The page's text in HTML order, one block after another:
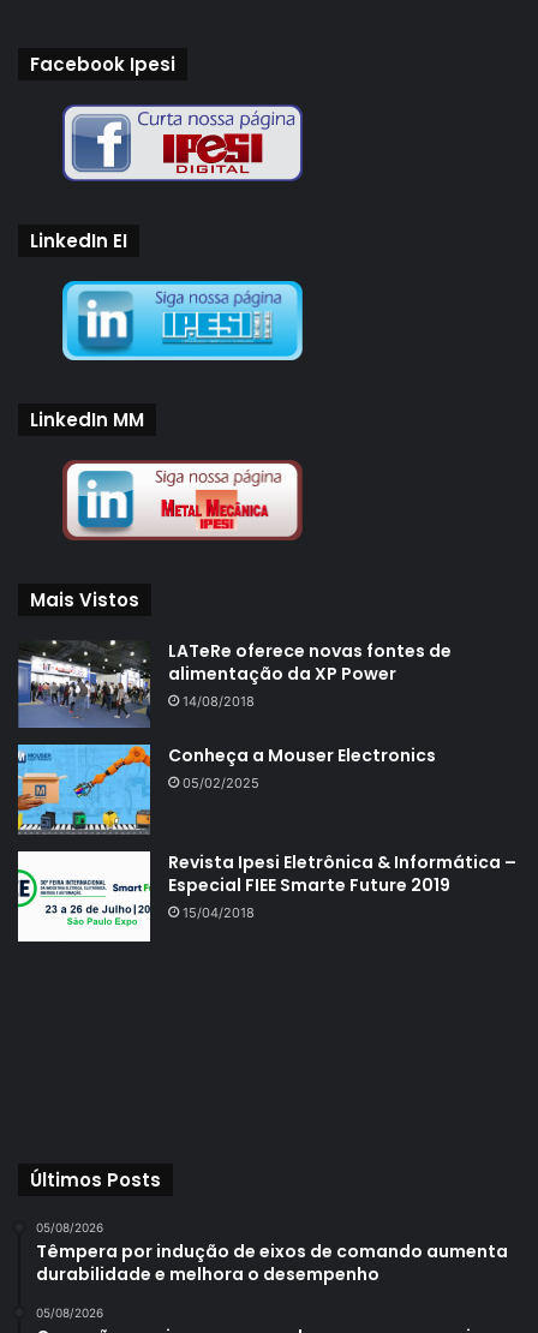
Facebook Ipesi
LinkedIn EI
LinkedIn MM
Mais Vistos
LATeRe oferece novas fontes de
alimentação da XP Power
14/08/2018
Conheça a Mouser Electronics
05/02/2025
Revista Ipesi Eletrônica & Informática –
Especial FIEE Smarte Future 2019
15/04/2018
Últimos Posts
05/08/2026
Têmpera por indução de eixos de comando aumenta
durabilidade e melhora o desempenho
05/08/2026